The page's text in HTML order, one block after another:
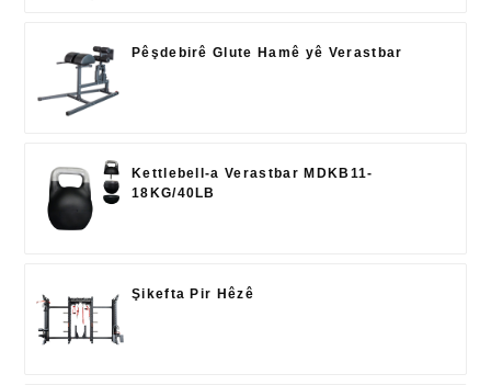
Pêşdebirê Glute Hamê yê Verastbar
Kettlebell-a Verastbar MDKB11-
18KG/40LB
Şikefta Pir Hêzê